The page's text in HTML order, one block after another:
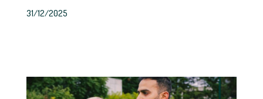
31/12/2025